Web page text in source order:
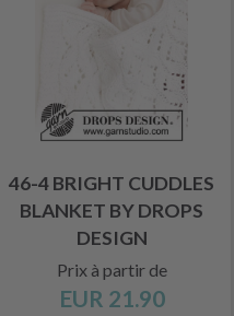
46-4 BRIGHT CUDDLES
BLANKET BY DROPS
DESIGN
Prix à partir de
EUR 21.90